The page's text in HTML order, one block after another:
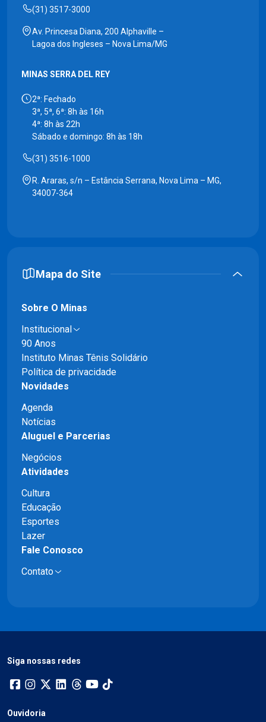
(31) 3517-3000
Av. Princesa Diana, 200 Alphaville –
Lagoa dos Ingleses – Nova Lima/MG
MINAS SERRA DEL REY
2ª: Fechado
3ª, 5ª, 6ª: 8h às 16h
4ª: 8h às 22h
Sábado e domingo: 8h às 18h
(31) 3516-1000
R. Araras, s/n – Estância Serrana, Nova Lima – MG,
34007-364
Mapa do Site
Sobre O Minas
Institucional
90 Anos
Instituto Minas Tênis Solidário
Política de privacidade
Novidades
Agenda
Notícias
Aluguel e Parcerias
Negócios
Atividades
Cultura
Educação
Esportes
Lazer
Fale Conosco
Contato
Siga nossas redes
Ouvidoria